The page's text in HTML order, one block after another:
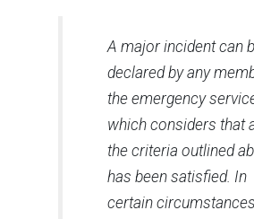
A major incident can
declared by any
the emergency
which considers that
the criteria outlined
has been satisfied. In
certain